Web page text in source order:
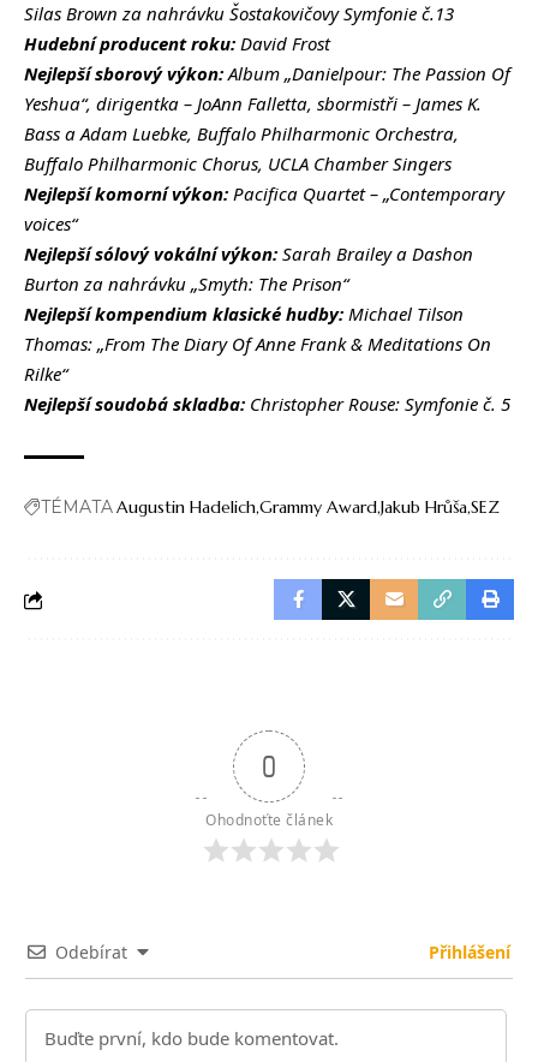
Silas Brown za nahrávku Šostakovičovy Symfonie č.13
Hudební producent roku: David Frost
Nejlepší sborový výkon:Album „Danielpour: The Passion Of
Yeshua“, dirigentka – JoAnn Falletta, sbormistři – James K.
Bass a Adam Luebke, Buffalo Philharmonic Orchestra,
Buffalo Philharmonic Chorus, UCLA Chamber Singers
Nejlepší komorní výkon: Pacifica Quartet – „Contemporary
voices“
Nejlepší sólový vokální výkon: Sarah Brailey a Dashon
Burton za nahrávku „Smyth: The Prison“
Nejlepší kompendium klasické hudby: Michael Tilson
Thomas: „From The Diary Of Anne Frank & Meditations On
Rilke“
Nejlepší soudobá skladba: Christopher Rouse: Symfonie č. 5
TÉMATAAugustin HadelichGrammy AwardJakub HrůšaSEZ
0
Ohodnoťte článek
Odebírat Přihlášení